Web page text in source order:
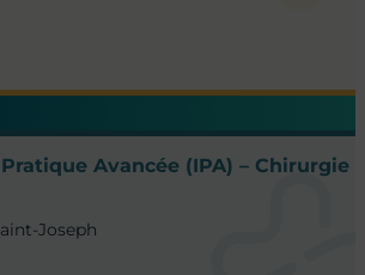
Avancée (IPA) – Chirurgie
Joseph